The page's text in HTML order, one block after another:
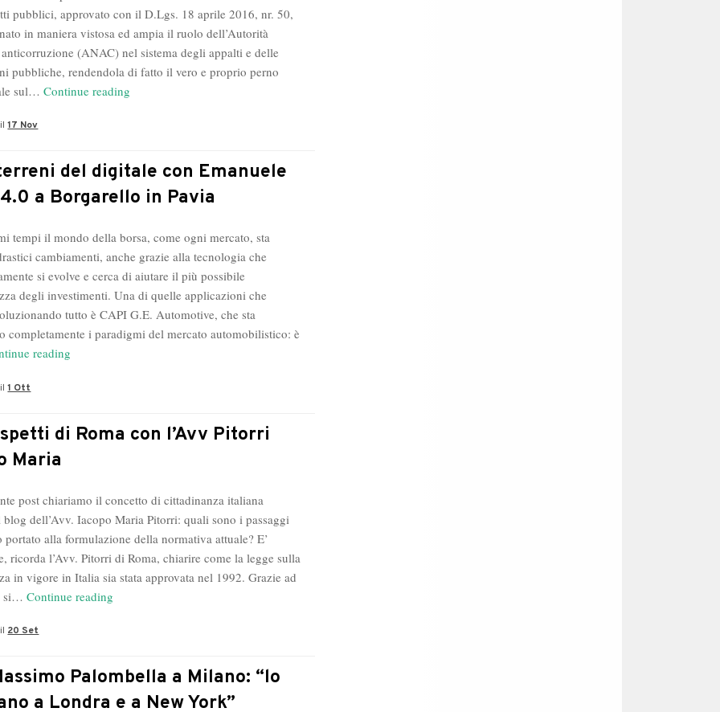
pubblici, approvato con il D.Lgs. 18 aprile 2016, nr. 50,
in maniera vistosa ed ampia il ruolo dell’Autorità
(ANAC) nel sistema degli appalti e delle
pubbliche, rendendola di fatto il vero e proprio perno
sul…Continue reading
con
l’imprenditore
del
Consorzio
Valori
il17 Nov
del digitale con Emanuele
a Borgarello in Pavia
tempi il mondo della borsa, come ogni mercato, sta
cambiamenti, anche grazie alla tecnologia che
si evolve e cerca di aiutare il più possibile
degli investimenti. Una di quelle applicazioni che
tutto è CAPI G.E. Automotive, che sta
completamente i paradigmi del mercato automobilistico: è
reading
con
a
Borgarello
in
Pavia
il1 Ott
di Roma con l’Avv Pitorri
Maria
post chiariamo il concetto di cittadinanza italiana
blog dell’Avv. Iacopo Maria Pitorri: quali sono i passaggi
portato alla formulazione della normativa attuale? E’
ricorda l’Avv. Pitorri di Roma, chiarire come la legge sulla
in vigore in Italia sia stata approvata nel 1992. Grazie ad
si…Continue reading
con
20 Set
Palombella a Milano: “lo
a Londra e a New York”